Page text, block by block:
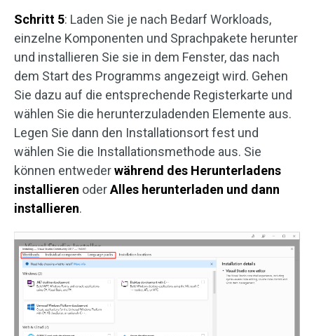
Schritt 5: Laden Sie je nach Bedarf Workloads,
einzelne Komponenten und Sprachpakete herunter
und installieren Sie sie in dem Fenster, das nach
dem Start des Programms angezeigt wird. Gehen
Sie dazu auf die entsprechende Registerkarte und
wählen Sie die herunterzuladenden Elemente aus.
Legen Sie dann den Installationsort fest und
wählen Sie die Installationsmethode aus. Sie
können entwederwährend des Herunterladens
installieren oderAlles herunterladen und dann
installieren.